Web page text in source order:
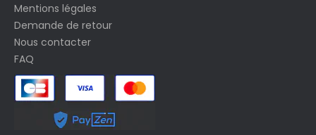
Mentions légales
Demande de retour
Nous contacter
FAQ